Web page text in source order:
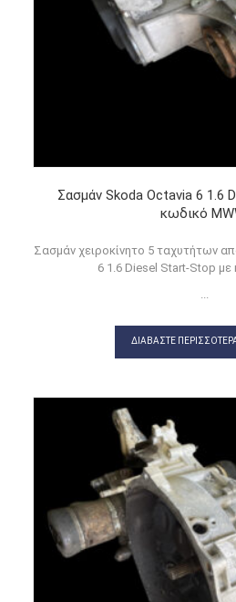
Σασμάν Skoda Octavia 6 1.6
κωδικό
Σασμάν χειροκίνητο 5 ταχυτήτων
6 1.6 Diesel Start-Stop με
...
ΔΙΑΒΆΣΤΕ